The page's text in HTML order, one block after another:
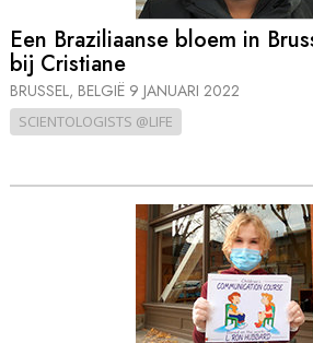
Een Braziliaanse bloem in
bij Cristiane
BRUSSEL, BELGIË 9 JANUARI 2022
SCIENTOLOGISTS @LIFE